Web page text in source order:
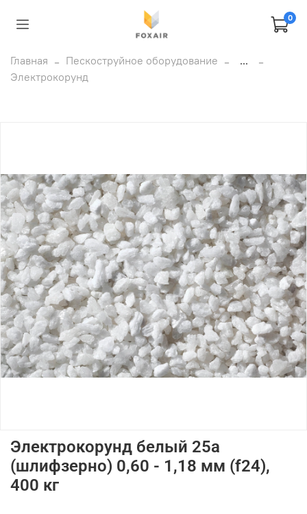
0
Главная Пескоструйное оборудование
...
Электрокорунд
Электрокорунд белый 25а
(шлифзерно) 0,60 - 1,18 мм (f24),
400 кг